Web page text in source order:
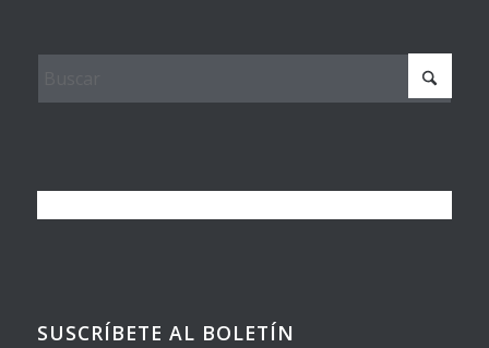
SUSCRÍBETE AL BOLETÍN